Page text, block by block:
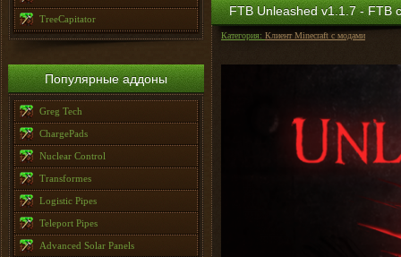
TreeCapitator
Популярные аддоны
Greg Tech
ChargePads
Nuclear Control
Transformes
Logistic Pipes
Teleport Pipes
Advanced Solar Panels
FTB Unleashed v1.1.7 - FTB
Категория: Клиент Minecraft с модами